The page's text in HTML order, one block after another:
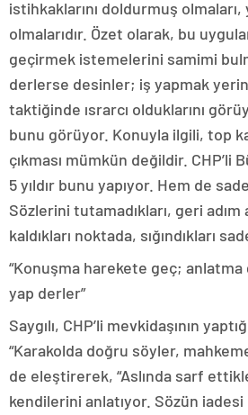
istihkaklarını doldurmuş
olmalarıdır. Özet olarak, bu
geçirmek istemelerini samimi
derlerse desinler; iş yapmak
taktiğinde ısrarcı olduklarını
bunu görüyor. Konuyla ilgili, top
çıkması mümkün değildir. CHP’li
5 yıldır bunu yapıyor. Hem de
Sözlerini tutamadıkları, geri
kaldıkları noktada, sığındıkları
“Konuşma harekete geç;
yap derler”
Saygılı, CHP’li mevkidaşının
“Karakolda doğru söyler,
de eleştirerek, “Aslında sarf
kendilerini anlatıyor. Sözün iadesi